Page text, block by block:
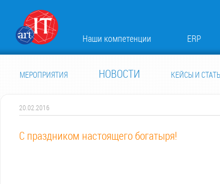
Наши компетенции ERP
МЕРОПРИЯТИЯ НОВОСТИ КЕЙСЫ И
20.02.2016
С праздником настоящего богатыря!